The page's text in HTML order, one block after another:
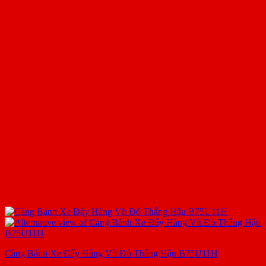
Càng Bánh Xe Đẩy Hàng Vít Đỏ Thắng Hậu B75U11H